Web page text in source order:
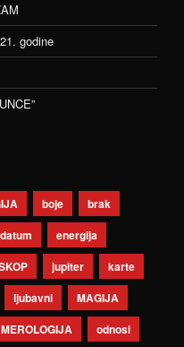
godine
boje
brak
datum
energija
jupiter
karte
ljubavni
MAGIJA
odnosi